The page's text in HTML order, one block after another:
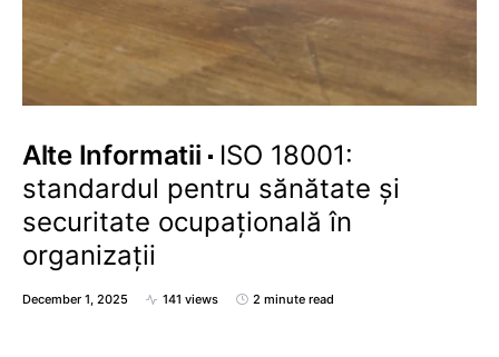
Alte Informatii
ISO 18001:
standardul pentru sănătate și
securitate ocupațională în
organizații
December 1, 2025 141 views 2 minute read